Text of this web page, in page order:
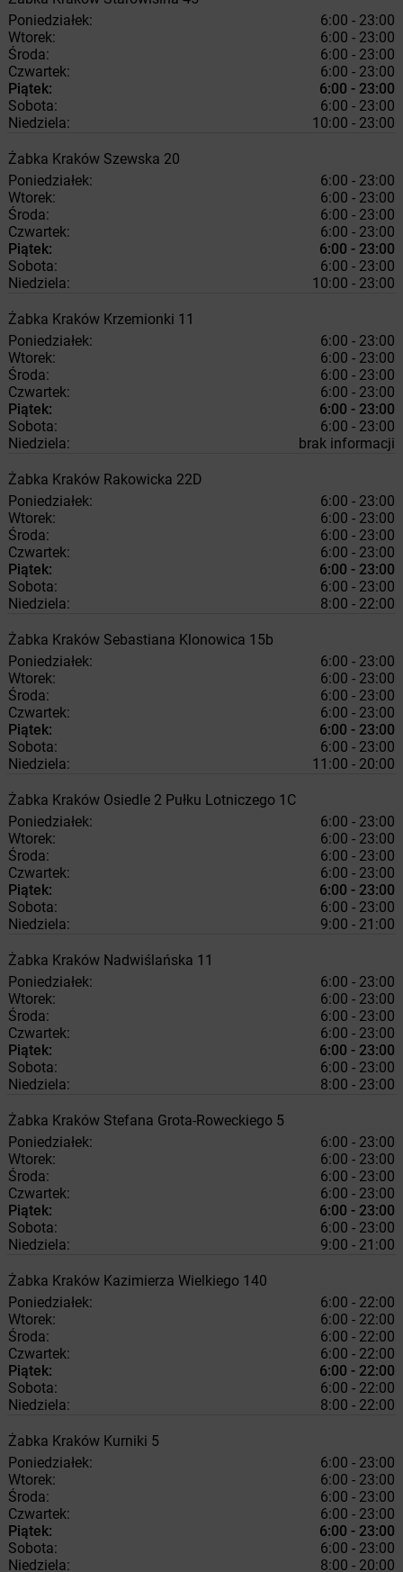
Poniedziałek:
6:00 - 23:00
Wtorek:
6:00 - 23:00
Środa:
6:00 - 23:00
Czwartek:
6:00 - 23:00
Piątek:
6:00 - 23:00
Sobota:
6:00 - 23:00
Niedziela:
10:00 - 23:00
Żabka Kraków Szewska 20
Poniedziałek:
6:00 - 23:00
Wtorek:
6:00 - 23:00
Środa:
6:00 - 23:00
Czwartek:
6:00 - 23:00
Piątek:
6:00 - 23:00
Sobota:
6:00 - 23:00
Niedziela:
10:00 - 23:00
Żabka Kraków Krzemionki 11
Poniedziałek:
6:00 - 23:00
Wtorek:
6:00 - 23:00
Środa:
6:00 - 23:00
Czwartek:
6:00 - 23:00
Piątek:
6:00 - 23:00
Sobota:
6:00 - 23:00
Niedziela:
brak informacji
Żabka Kraków Rakowicka 22D
Poniedziałek:
6:00 - 23:00
Wtorek:
6:00 - 23:00
Środa:
6:00 - 23:00
Czwartek:
6:00 - 23:00
Piątek:
6:00 - 23:00
Sobota:
6:00 - 23:00
Niedziela:
8:00 - 22:00
Żabka Kraków Sebastiana Klonowica 15b
Poniedziałek:
6:00 - 23:00
Wtorek:
6:00 - 23:00
Środa:
6:00 - 23:00
Czwartek:
6:00 - 23:00
Piątek:
6:00 - 23:00
Sobota:
6:00 - 23:00
Niedziela:
11:00 - 20:00
Żabka Kraków Osiedle 2 Pułku Lotniczego 1C
Poniedziałek:
6:00 - 23:00
Wtorek:
6:00 - 23:00
Środa:
6:00 - 23:00
Czwartek:
6:00 - 23:00
Piątek:
6:00 - 23:00
Sobota:
6:00 - 23:00
Niedziela:
9:00 - 21:00
Żabka Kraków Nadwiślańska 11
Poniedziałek:
6:00 - 23:00
Wtorek:
6:00 - 23:00
Środa:
6:00 - 23:00
Czwartek:
6:00 - 23:00
Piątek:
6:00 - 23:00
Sobota:
6:00 - 23:00
Niedziela:
8:00 - 23:00
Żabka Kraków Stefana Grota-Roweckiego 5
Poniedziałek:
6:00 - 23:00
Wtorek:
6:00 - 23:00
Środa:
6:00 - 23:00
Czwartek:
6:00 - 23:00
Piątek:
6:00 - 23:00
Sobota:
6:00 - 23:00
Niedziela:
9:00 - 21:00
Żabka Kraków Kazimierza Wielkiego 140
Poniedziałek:
6:00 - 22:00
Wtorek:
6:00 - 22:00
Środa:
6:00 - 22:00
Czwartek:
6:00 - 22:00
Piątek:
6:00 - 22:00
Sobota:
6:00 - 22:00
Niedziela:
8:00 - 22:00
Żabka Kraków Kurniki 5
Poniedziałek:
6:00 - 23:00
Wtorek:
6:00 - 23:00
Środa:
6:00 - 23:00
Czwartek:
6:00 - 23:00
Piątek:
6:00 - 23:00
Sobota:
6:00 - 23:00
Niedziela:
8:00 - 20:00